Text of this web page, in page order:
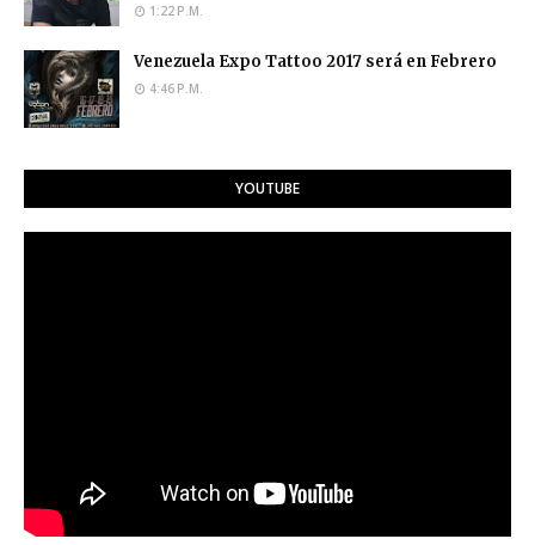
1:22 P.M.
Venezuela Expo Tattoo 2017 será en Febrero
4:46 P.M.
YOUTUBE